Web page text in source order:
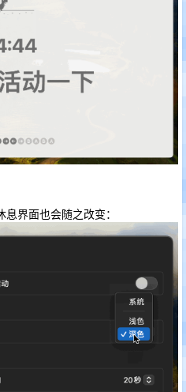
界面也会随之改变：